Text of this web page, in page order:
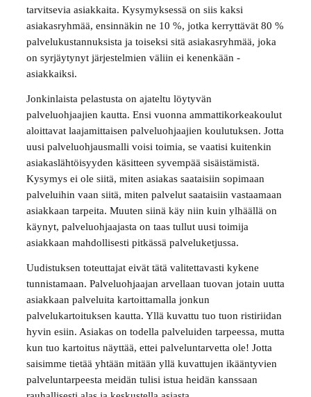
tarvitsevia asiakkaita. Kysymyksessä on siis kaksi
asiakasryhmää, ensinnäkin ne 10 %, jotka kerryttävät 80 %
palvelukustannuksista ja toiseksi sitä asiakasryhmää, joka
on syrjäytynyt järjestelmien väliin ei kenenkään -
asiakkaiksi.
Jonkinlaista pelastusta on ajateltu löytyvän
palveluohjaajien kautta. Ensi vuonna ammattikorkeakoulut
aloittavat laajamittaisen palveluohjaajien koulutuksen. Jotta
uusi palveluohjausmalli voisi toimia, se vaatisi kuitenkin
asiakaslähtöisyyden käsitteen syvempää sisäistämistä.
Kysymys ei ole siitä, miten asiakas saataisiin sopimaan
palveluihin vaan siitä, miten palvelut saataisiin vastaamaan
asiakkaan tarpeita. Muuten siinä käy niin kuin ylhäällä on
käynyt, palveluohjaajasta on taas tullut uusi toimija
asiakkaan mahdollisesti pitkässä palveluketjussa.
Uudistuksen toteuttajat eivät tätä valitettavasti kykene
tunnistamaan. Palveluohjaajan arvellaan tuovan jotain uutta
asiakkaan palveluita kartoittamalla jonkun
palvelukartoituksen kautta. Yllä kuvattu tuo tuon ristiriidan
hyvin esiin. Asiakas on todella palveluiden tarpeessa, mutta
kun tuo kartoitus näyttää, ettei palveluntarvetta ole! Jotta
saisimme tietää yhtään mitään yllä kuvattujen ikääntyvien
palveluntarpeesta meidän tulisi istua heidän kanssaan